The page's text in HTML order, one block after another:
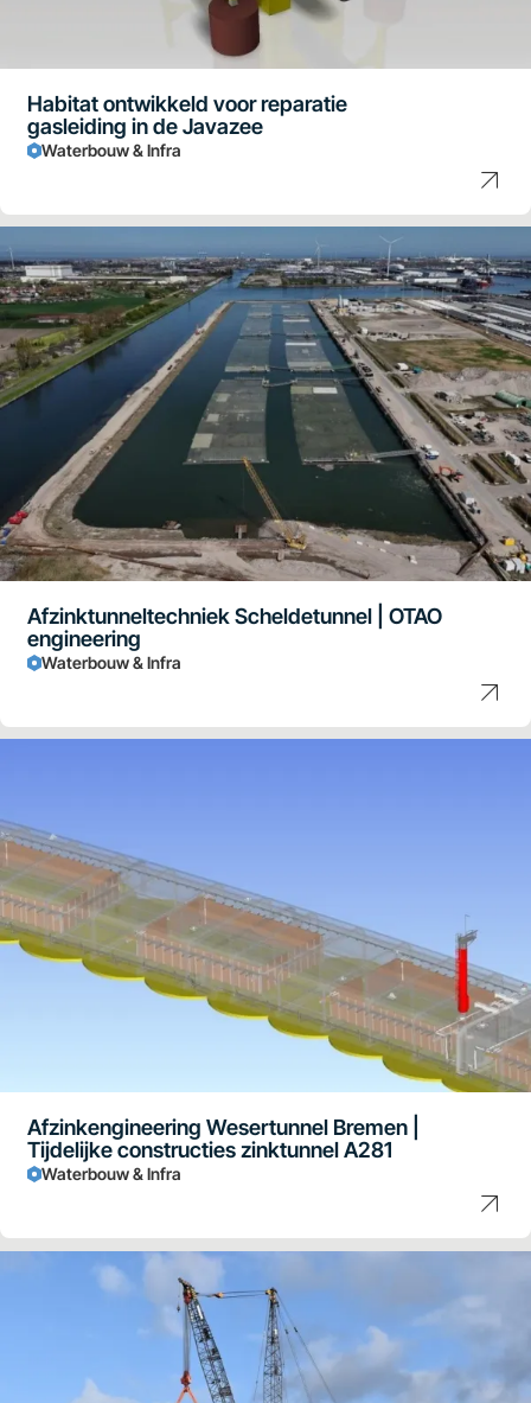
Habitat ontwikkeld voor reparatie
gasleiding in de Javazee
Waterbouw & Infra
Afzinktunneltechniek Scheldetunnel | OTAO
engineering
Waterbouw & Infra
Afzinkengineering Wesertunnel Bremen |
Tijdelijke constructies zinktunnel A281
Waterbouw & Infra